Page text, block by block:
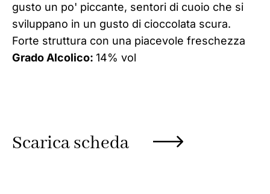
gusto un po' piccante, sentori di cuoio che si
sviluppano in un gusto di cioccolata scura.
Forte struttura con una piacevole freschezza
Grado Alcolico: 14% vol
Scarica scheda